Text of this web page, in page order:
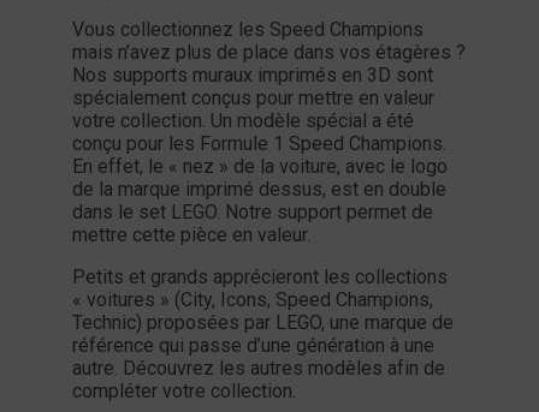
Vous collectionnez les Speed Champions
mais n’avez plus de place dans vos étagères ?
Nos supports muraux imprimés en 3D sont
spécialement conçus pour mettre en valeur
votre collection. Un modèle spécial a été
conçu pour les Formule 1 Speed Champions.
En effet, le « nez » de la voiture, avec le logo
de la marque imprimé dessus, est en double
dans le set LEGO. Notre support permet de
mettre cette pièce en valeur.
Petits et grands apprécieront les collections
« voitures » (City, Icons, Speed Champions,
Technic) proposées par LEGO, une marque de
référence qui passe d’une génération à une
autre. Découvrez les autres modèles afin de
compléter votre collection.